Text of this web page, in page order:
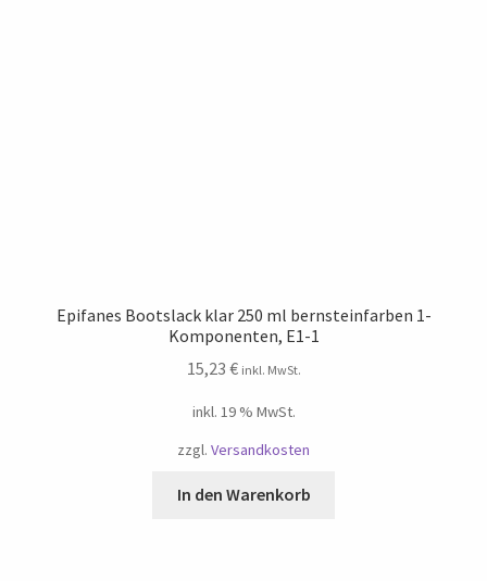
Epifanes Bootslack klar 250 ml bernsteinfarben 1-
Komponenten, E1-1
15,23 € inkl. MwSt.
inkl. 19 % MwSt.
zzgl. Versandkosten
In den Warenkorb